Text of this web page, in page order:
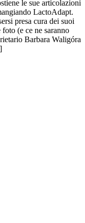
le sue articolazioni
LactoAdapt.
presa cura dei suoi
(e ce ne saranno
Barbara Waligóra